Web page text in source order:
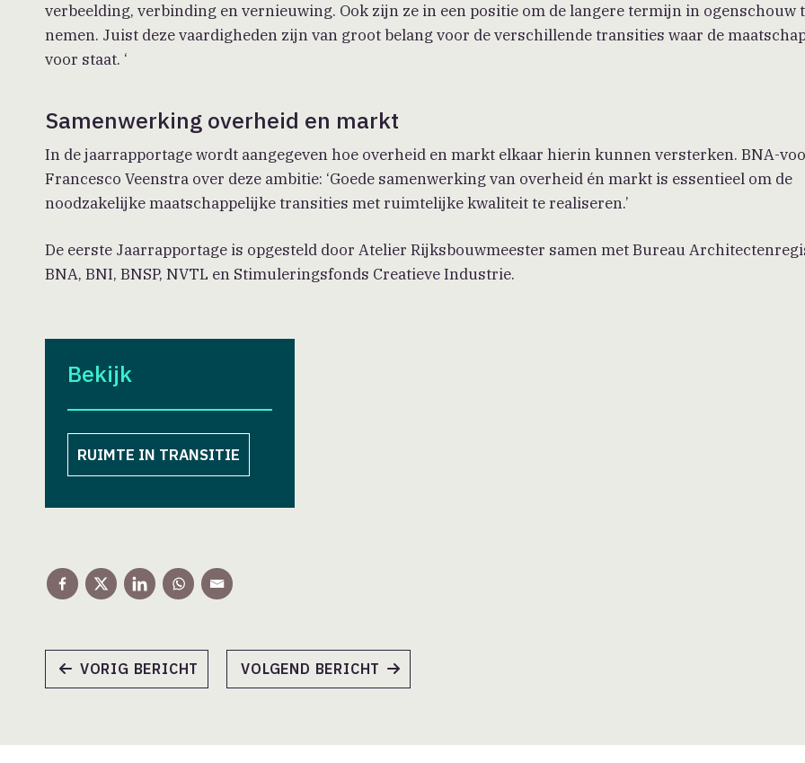
verbeelding, verbinding en vernieuwing. Ook zijn ze in een positie om de langere termijn in ogenschouw
nemen. Juist deze vaardigheden zijn van groot belang voor de verschillende transities waar de
voor staat. ‘
Samenwerking overheid en markt
In de jaarrapportage wordt aangegeven hoe overheid en markt elkaar hierin kunnen versterken. BNA-
Francesco Veenstra over deze ambitie: ‘Goede samenwerking van overheid én markt is essentieel om de
noodzakelijke maatschappelijke transities met ruimtelijke kwaliteit te realiseren.’
De eerste Jaarrapportage is opgesteld door Atelier Rijksbouwmeester samen met Bureau
BNA, BNI, BNSP, NVTL en Stimuleringsfonds Creatieve Industrie.
Bekijk
RUIMTE IN TRANSITIE
VORIG BERICHT VOLGEND BERICHT